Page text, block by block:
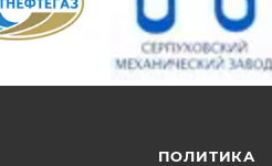
ПОЛИТИКА